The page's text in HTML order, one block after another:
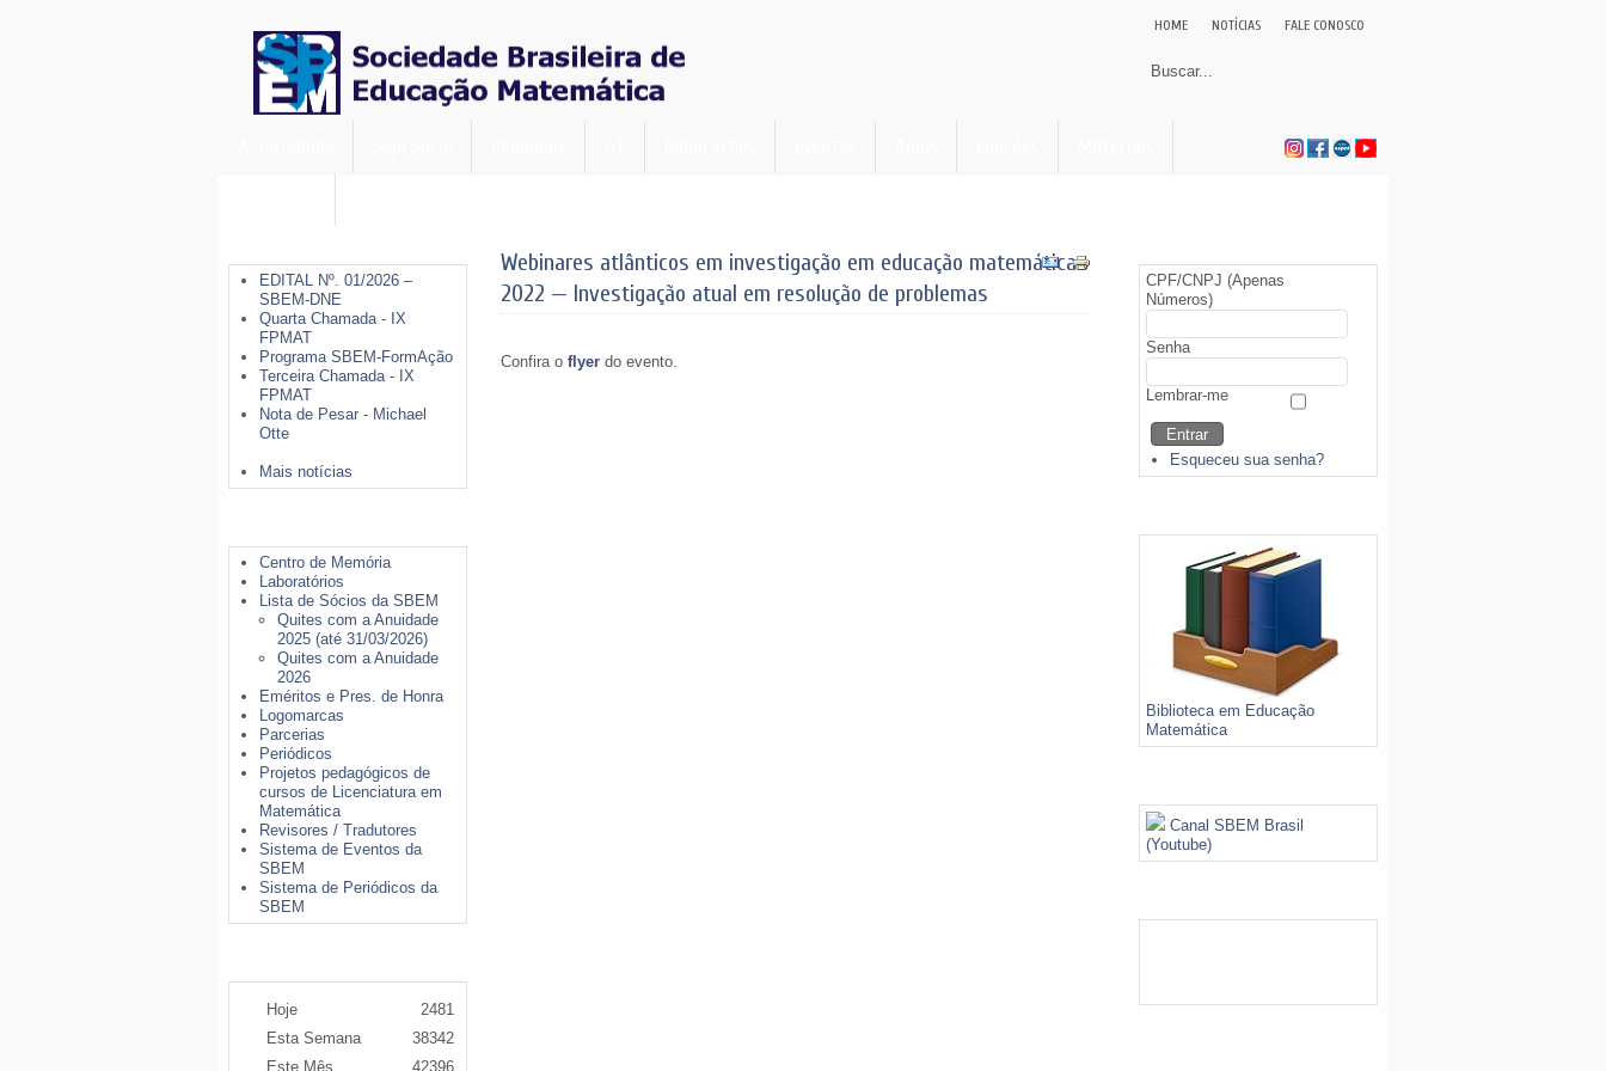
HOME NOTÍCIAS FALE CONOSCO
EDITAL Nº. 01/2026 –
SBEM-DNE
Quarta Chamada - IX
FPMAT
Programa SBEM-FormAção
Terceira Chamada - IX
FPMAT
Nota de Pesar - Michael
Otte
Mais notícias
Centro de Memória
Laboratórios
Lista de Sócios da SBEM
Quites com a Anuidade
2025 (até 31/03/2026)
Quites com a Anuidade
2026
Eméritos e Pres. de Honra
Logomarcas
Parcerias
Periódicos
Projetos pedagógicos de
cursos de Licenciatura em
Matemática
Revisores / Tradutores
Sistema de Eventos da
SBEM
Sistema de Periódicos da
SBEM
Hoje
Esta Semana
Este Mês
2481
38342
42396
Webinares atlânticos em investigação em educação matemática
2022 — Investigação atual em resolução de problemas
Confira o flyer do evento.
CPF/CNPJ (Apenas
Números)
Senha
Lembrar-me
Esqueceu sua senha?
Biblioteca em Educação
Matemática
Canal SBEM Brasil
(Youtube)